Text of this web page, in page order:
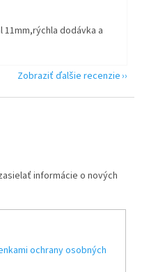
5 z 5 hviezdičiek.
11mm,rýchla dodávka a
Zobraziť ďalšie recenzie
informácie o nových
ochrany osobných